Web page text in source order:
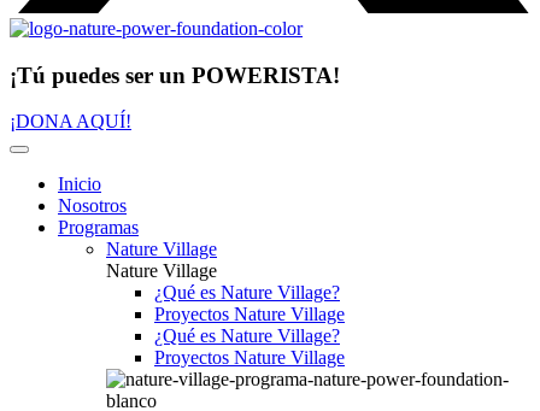
¡Tú puedes ser un POWERISTA!
¡DONA AQUÍ!
Inicio
Nosotros
Programas
Nature Village
Nature Village
¿Qué es Nature Village?
Proyectos Nature Village
¿Qué es Nature Village?
Proyectos Nature Village